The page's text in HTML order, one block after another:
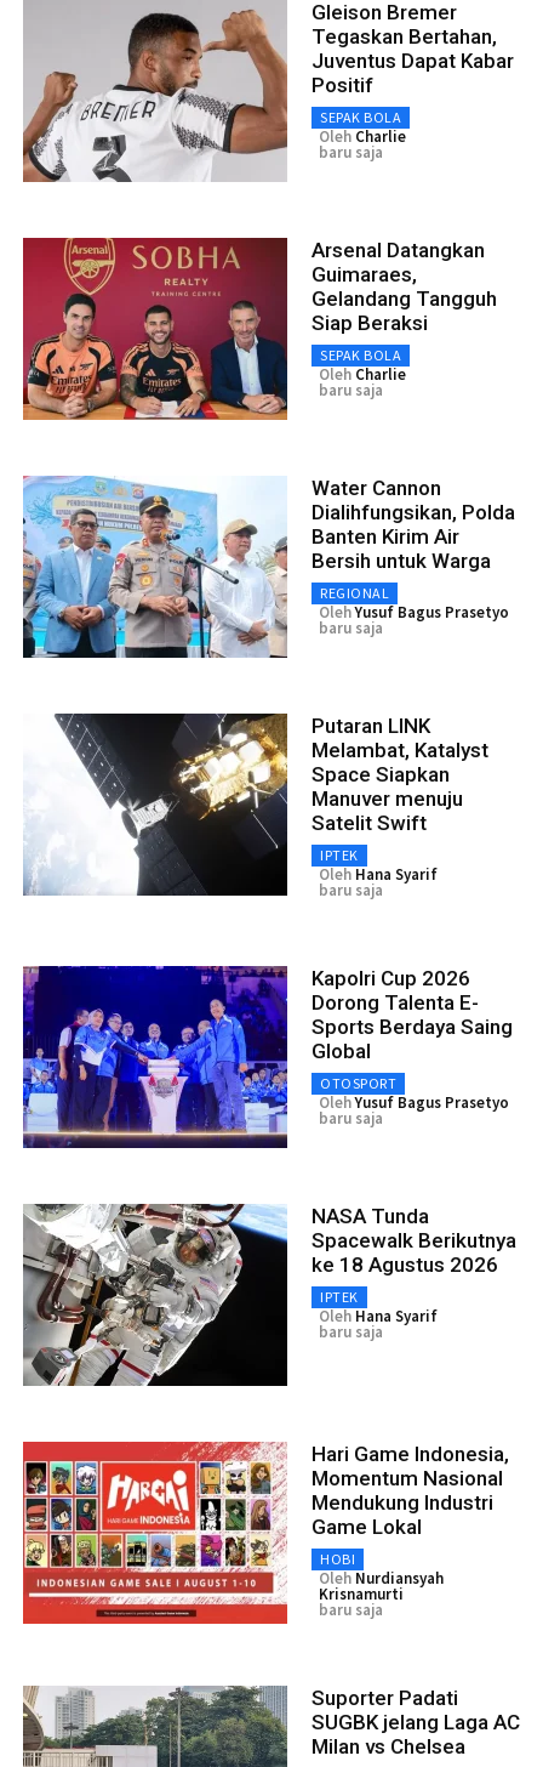
Gleison Bremer
Tegaskan Bertahan,
Juventus Dapat Kabar
Positif
SEPAK BOLA
Oleh Charlie
baru saja
Arsenal Datangkan
Guimaraes,
Gelandang Tangguh
Siap Beraksi
SEPAK BOLA
Oleh Charlie
baru saja
Water Cannon
Dialihfungsikan, Polda
Banten Kirim Air
Bersih untuk Warga
REGIONAL
OlehYusuf Bagus Prasetyo
baru saja
Putaran LINK
Melambat, Katalyst
Space Siapkan
Manuver menuju
Satelit Swift
IPTEK
Oleh Hana Syarif
baru saja
Kapolri Cup 2026
Dorong Talenta E-
Sports Berdaya Saing
Global
OTOSPORT
OlehYusuf Bagus Prasetyo
baru saja
NASA Tunda
Spacewalk Berikutnya
ke 18 Agustus 2026
IPTEK
Oleh Hana Syarif
baru saja
Hari Game Indonesia,
Momentum Nasional
Mendukung Industri
Game Lokal
HOBI
Oleh Nurdiansyah
Krisnamurti
baru saja
Suporter Padati
SUGBK jelang Laga AC
Milan vs Chelsea